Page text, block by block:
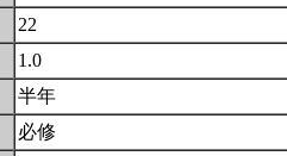
22
1.0
半年
必修